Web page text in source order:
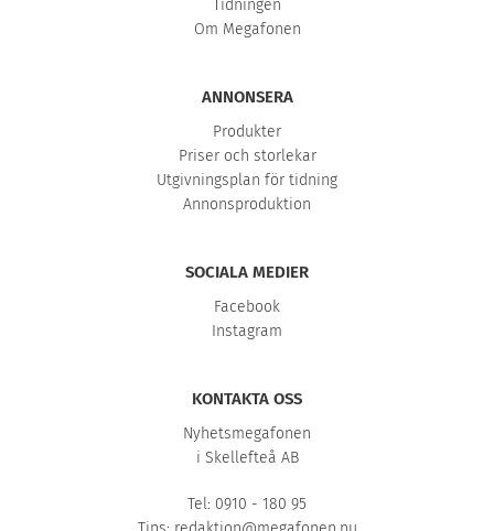
Tidningen
Om Megafonen
ANNONSERA
Produkter
Priser och storlekar
Utgivningsplan för tidning
Annonsproduktion
SOCIALA MEDIER
Facebook
Instagram
KONTAKTA OSS
Nyhetsmegafonen
i Skellefteå AB
Tel: 0910 - 180 95